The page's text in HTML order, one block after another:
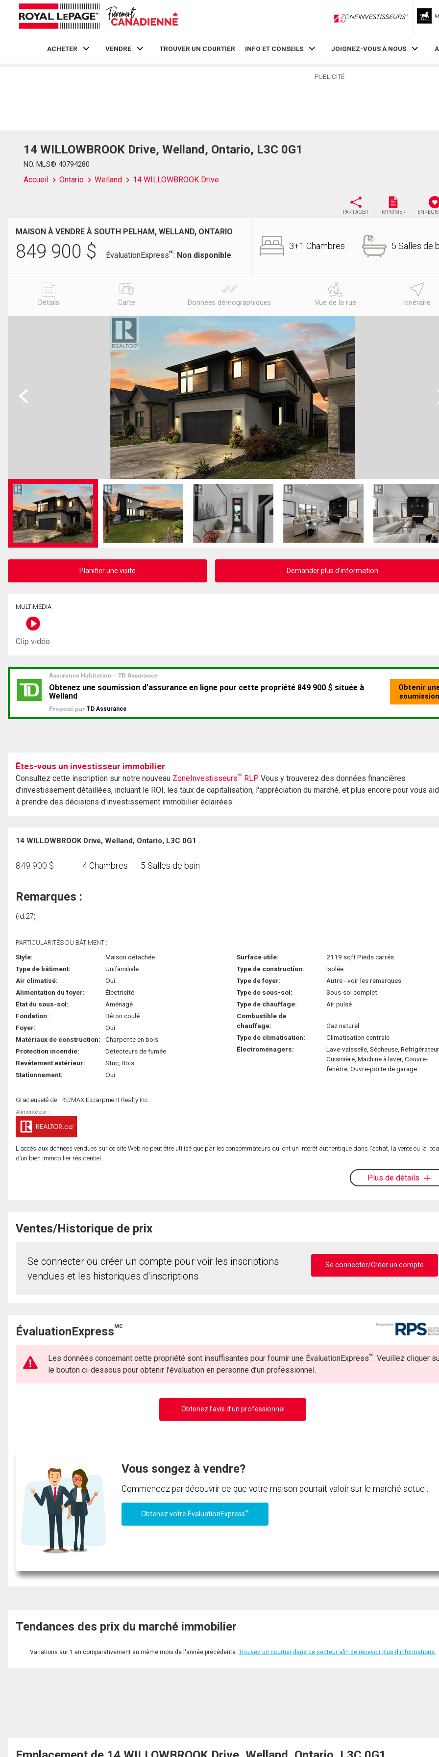
ZoneInvestisseurs RLP
ACHETER VENDRE TROUVER UN COURTIER INFO ET CONSEILS JOIGNEZ-VOUS À NOUS
PUBLICITÉ
14 WILLOWBROOK Drive, Welland, Ontario, L3C 0G1
NO. MLS® 40794280
Accueil Ontario Welland 14 WILLOWBROOK Drive
PARTAGER IMPRIMER
MAISON À VENDRE À SOUTH PELHAM, WELLAND, ONTARIO
849 900 $ ÉvaluationExpressMC: Non disponible
3+1 Chambres 5 Salles de
Détails Carte Données démographiques Vue de la rue Itinéraire
Previous
Planifier une visite Demander plus d'information
MULTIMEDIA
Clip vidéo
Êtes-vous un investisseur immobilier
Consultez cette inscription sur notre nouveau ZoneInvestisseursMC RLP. Vous y trouverez des données financières
d'investissement détaillées, incluant le ROI, les taux de capitalisation, l'appréciation du marché, et plus encore pour vous
à prendre des décisions d'investissement immobilier éclairées.
14 WILLOWBROOK Drive, Welland, Ontario, L3C 0G1
849 900 $ 4 Chambres 5 Salles de bain
Remarques :
(id:27)
PARTICULARITÉS DU BÂTIMENT :
Style:
Maison détachée
Type de bâtiment:
Unifamiliale
Air climatisé:
Oui
Alimentation du foyer:
Électricité
État du sous-sol:
Aménagé
Fondation:
Béton coulé
Foyer:
Oui
Matériaux de construction:
Charpente en bois
Protection incendie:
Détecteurs de fumée
Revêtement extérieur:
Stuc, Bois
Stationnement:
Oui
Surface utile:
2119 sqft Pieds carrés
Type de construction:
Isolée
Type de foyer:
Autre - voir les remarques
Type de sous-sol:
Sous-sol complet
Type de chauffage:
Air pulsé
Combustible de
chauffage:
Gaz naturel
Type de climatisation:
Climatisation centrale
Électroménagers:
Lave-vaisselle, Sécheuse,
Cuisinière, Machine à laver, Couvre-
fenêtre, Ouvre-porte de garage
Gracieuseté de : RE/MAX Escarpment Realty Inc.
L’accès aux données vendues sur ce site Web ne peut être utilisé que par les consommateurs qui ont un intérêt authentique dans l’achat, la vente ou la
d’un bien immobilier résidentiel.
Plus de détails
Ventes/Historique de prix
Se connecter ou créer un compte pour voir les inscriptions
vendues et les historiques d'inscriptions
Se connecter/Créer un compte
ÉvaluationExpress MC
Les données concernant cette propriété sont insuffisantes pour fournir une ÉvaluationExpressMC. Veuillez cliquer
le bouton ci-dessous pour obtenir l'évaluation en personne d’un professionnel.
Obtenez l’avis d’un professionnel
Vous songez à vendre?
Commencez par découvrir ce que votre maison pourrait valoir sur le marché actuel.
Obtenez votre ÉvaluationExpressMC
Tendances des prix du marché immobilier
Variations sur 1 an comparativement au même mois de l'année précédente. Trouvez un courtier dans ce secteur afin de recevoir plus d'informations.